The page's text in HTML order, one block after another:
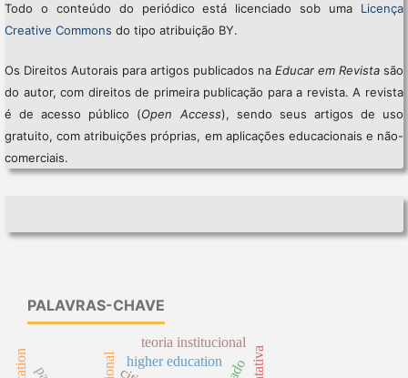
Todo o conteúdo do periódico está licenciado sob uma Licença
Creative Commons do tipo atribuição BY.
Os Direitos Autorais para artigos publicados naEducar em Revista são
do autor, com direitos de primeira publicação para a revista. A revista
é de acesso público (Open Access), sendo seus artigos de uso
gratuito, com atribuições próprias, em aplicações educacionais e não-
comerciais.
PALAVRAS-CHAVE
teoria institucional
higher education